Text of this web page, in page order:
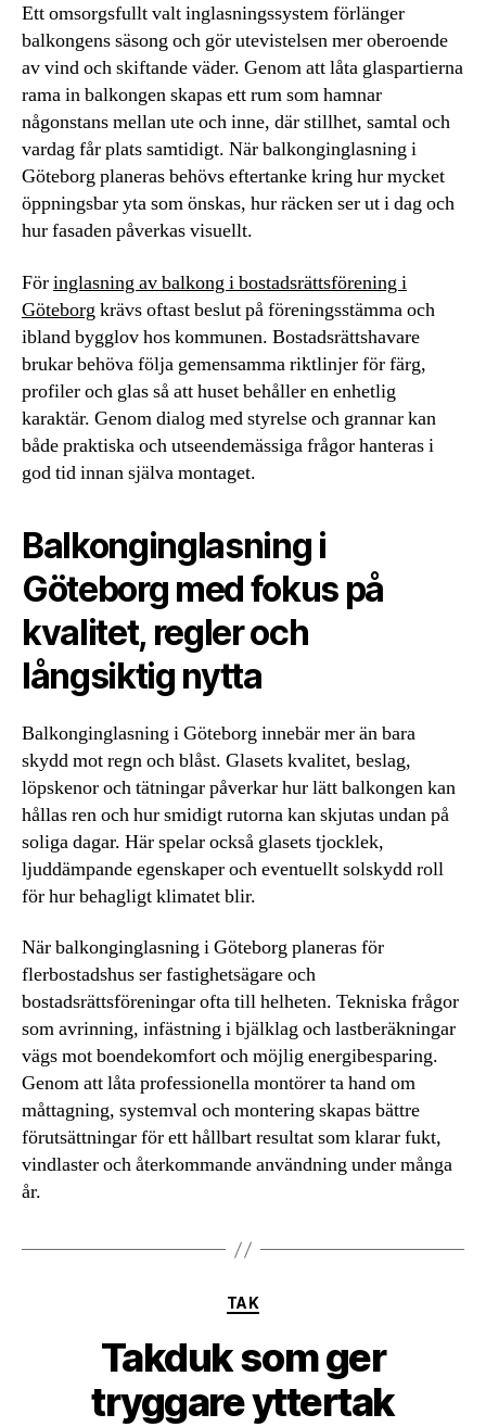
Ett omsorgsfullt valt inglasningssystem förlänger
balkongens säsong och gör utevistelsen mer oberoende
av vind och skiftande väder. Genom att låta glaspartierna
rama in balkongen skapas ett rum som hamnar
någonstans mellan ute och inne, där stillhet, samtal och
vardag får plats samtidigt. När balkonginglasning i
Göteborg planeras behövs eftertanke kring hur mycket
öppningsbar yta som önskas, hur räcken ser ut i dag och
hur fasaden påverkas visuellt.
Föringlasning av balkong i bostadsrättsförening i
Göteborg krävs oftast beslut på föreningsstämma och
ibland bygglov hos kommunen. Bostadsrättshavare
brukar behöva följa gemensamma riktlinjer för färg,
profiler och glas så att huset behåller en enhetlig
karaktär. Genom dialog med styrelse och grannar kan
både praktiska och utseendemässiga frågor hanteras i
god tid innan själva montaget.
Balkonginglasning i
Göteborg med fokus på
kvalitet, regler och
långsiktig nytta
Balkonginglasning i Göteborg innebär mer än bara
skydd mot regn och blåst. Glasets kvalitet, beslag,
löpskenor och tätningar påverkar hur lätt balkongen kan
hållas ren och hur smidigt rutorna kan skjutas undan på
soliga dagar. Här spelar också glasets tjocklek,
ljuddämpande egenskaper och eventuellt solskydd roll
för hur behagligt klimatet blir.
När balkonginglasning i Göteborg planeras för
flerbostadshus ser fastighetsägare och
bostadsrättsföreningar ofta till helheten. Tekniska frågor
som avrinning, infästning i bjälklag och lastberäkningar
vägs mot boendekomfort och möjlig energibesparing.
Genom att låta professionella montörer ta hand om
måttagning, systemval och montering skapas bättre
förutsättningar för ett hållbart resultat som klarar fukt,
vindlaster och återkommande användning under många
år.
Kategorier
TAK
Takduk som ger
tryggare yttertak